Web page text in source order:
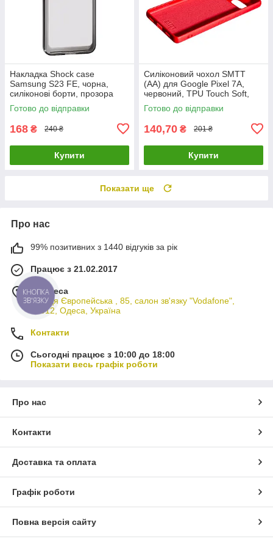
Накладка Shock case
Samsung S23 FE, чорна,
силіконові борти, прозора
задня кришка
Готово до відправки
168 ₴ 240 ₴
Купити
Силіконовий чохол SMTT
(AA) для Google Pixel 7A,
червоний, TPU Touch Soft,
оригінальний чохол для
захисту смартфона
Готово до відправки
140,70 ₴ 201 ₴
Купити
Показати ще
Про нас
99% позитивних з 1440 відгуків за рік
Працює з 21.02.2017
м. Одеса
вулиця Європейська , 85, салон зв'язку "Vodafone",
65012, Одеса, Україна
Контакти
Сьогодні працює з 10:00 до 18:00
Показати весь графік роботи
Про нас
Контакти
Доставка та оплата
Графік роботи
Повна версія сайту
КНОПКА
ЗВ'ЯЗКУ